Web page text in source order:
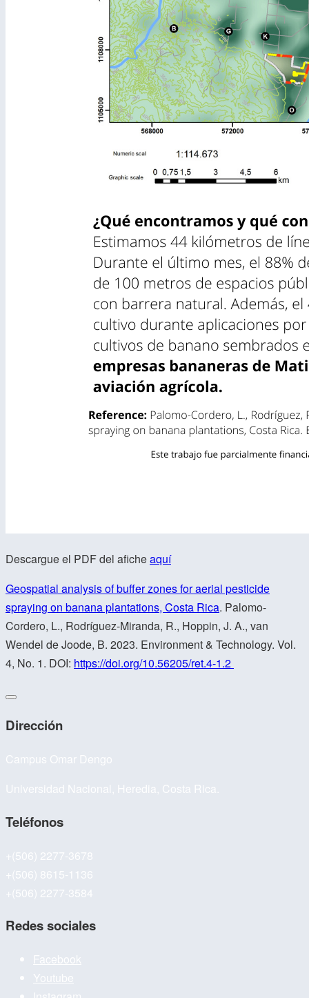
Descargue el PDF del aficheaquí
Geospatial analysis of buffer zones for aerial pesticide
spraying on banana plantations, Costa Rica. Palomo-
Cordero, L., Rodríguez-Miranda, R., Hoppin, J. A., van
Wendel de Joode, B. 2023. Environment & Technology. Vol.
4, No. 1. DOI: https://doi.org/10.56205/ret.4-1.2
Dirección
Campus Omar Dengo
Universidad Nacional, Heredia, Costa Rica.
Teléfonos
+(506) 2277-3678
+(506) 8615-1136
+(506) 2277-3584
Redes sociales
Facebook
Youtube